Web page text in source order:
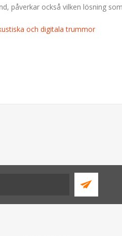
påverkar också vilken lösning
och digitala trummor